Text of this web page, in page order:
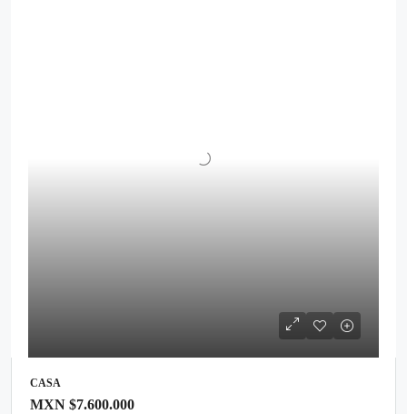
CASA
MXN $7.600.000